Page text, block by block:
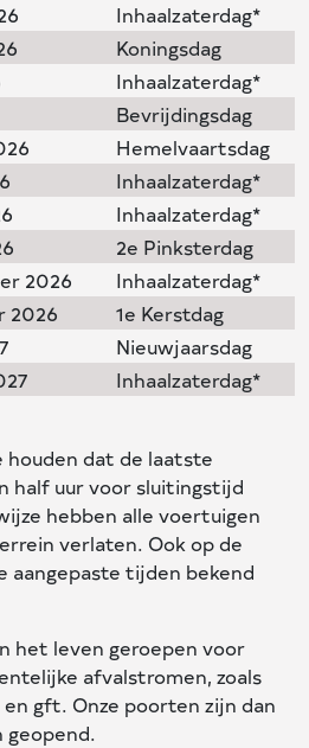
Inhaalzaterdag*
Koningsdag
Inhaalzaterdag*
Bevrijdingsdag
Hemelvaartsdag
Inhaalzaterdag*
Inhaalzaterdag*
2e Pinksterdag
2026
Inhaalzaterdag*
2026
1e Kerstdag
Nieuwjaarsdag
Inhaalzaterdag*
houden dat de laatste
half uur voor sluitingstijd
hebben alle voertuigen
verlaten. Ook op de
aangepaste tijden bekend
het leven geroepen voor
afvalstromen, zoals
gft. Onze poorten zijn dan
geopend.